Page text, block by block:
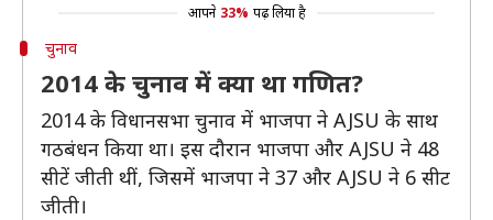
आपने 33% पढ़ लिया है
चुनाव
2014 के चुनाव में क्या था गणित?
2014 के विधानसभा चुनाव में भाजपा ने AJSU के साथ
गठबंधन किया था। इस दौरान भाजपा और AJSU ने 48
सीटें जीती थीं, जिसमें भाजपा ने 37 और AJSU ने 6 सीट
जीती।